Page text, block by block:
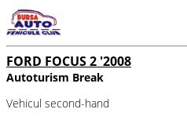
FORD FOCUS 2 '2008
Autoturism Break
Vehicul second-hand